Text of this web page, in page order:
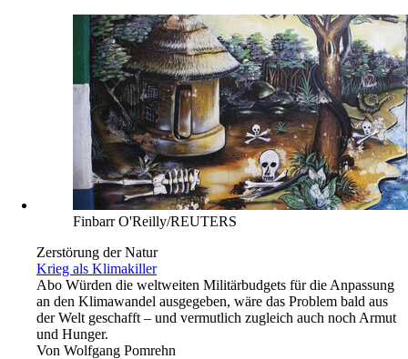
Finbarr O'Reilly/REUTERS
Zerstörung der Natur
Krieg als Klimakiller
Abo Würden die weltweiten Militärbudgets für die Anpassung
an den Klimawandel ausgegeben, wäre das Problem bald aus
der Welt geschafft – und vermutlich zugleich auch noch Armut
und Hunger.
Von Wolfgang Pomrehn